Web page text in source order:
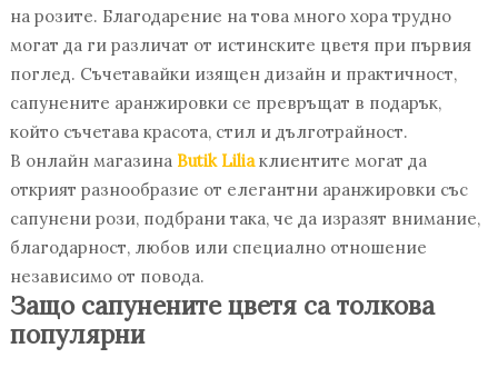
на розите. Благодарение на това много хора трудно
могат да ги различат от истинските цветя при първия
поглед. Съчетавайки изящен дизайн и практичност,
сапунените аранжировки се превръщат в подарък,
който съчетава красота, стил и дълготрайност.
В онлайн магазина Butik Liliaклиентите могат да
открият разнообразие от елегантни аранжировки със
сапунени рози, подбрани така, че да изразят внимание,
благодарност, любов или специално отношение
независимо от повода.
Защо сапунените цветя са толкова
популярни